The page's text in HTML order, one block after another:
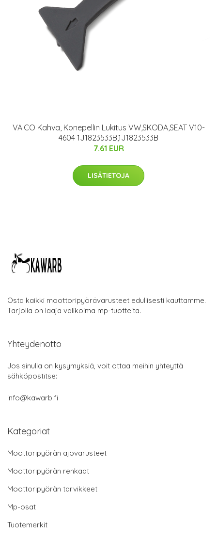
VAICO Kahva, Konepellin Lukitus VW,SKODA,SEAT V10-
4604 1J1823533B,1J1823533B
7.61 EUR
LISÄTIETOJA
Osta kaikki moottoripyörävarusteet edullisesti kauttamme.
Tarjolla on laaja valikoima mp-tuotteita.
Yhteydenotto
Jos sinulla on kysymyksiä, voit ottaa meihin yhteyttä
sähköpostitse:
info@kawarb.fi
Kategoriat
Moottoripyörän ajovarusteet
Moottoripyörän renkaat
Moottoripyörän tarvikkeet
Mp-osat
Tuotemerkit